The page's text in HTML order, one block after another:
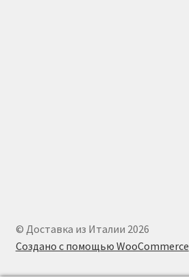
© Доставка из Италии 2026
Создано с помощью WooCommerce